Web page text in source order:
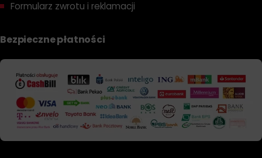
Formularz zwrotu i reklamacji
Bezpieczne płatności